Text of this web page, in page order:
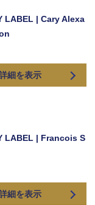
LABEL | Cary Alexa
細を表示
LABEL | Francois S
細を表示